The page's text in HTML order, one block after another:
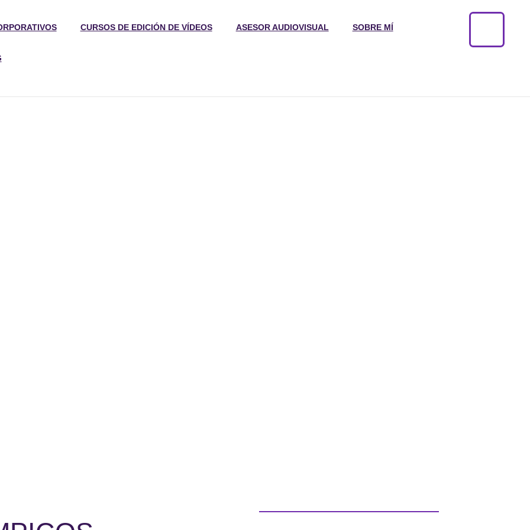
CURSOS DE EDICIÓN DE VÍDEOS ASESOR AUDIOVISUAL SOBRE MÍ